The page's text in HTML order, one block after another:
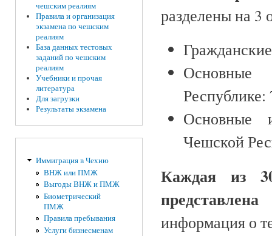
чешским реалиям
Правила и организация
экзамена по чешским
реалиям
База данных тестовых
заданий по чешским
реалиям
Учебники и прочая
литература
Для загрузки
Результаты экзамена
Иммиграция в Чехию
ВНЖ или ПМЖ
Выгоды ВНЖ и ПМЖ
Биометрический
ПМЖ
Правила пребывания
Услуги бизнесменам
разделены на 3
Основные
Республике:
Основные
Чешской
Каждая из
информация о